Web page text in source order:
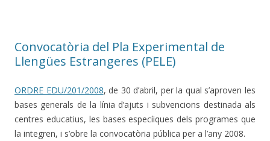
k ix
Convocatòria del Pla Experimental de
Llengües Estrangeres (PELE)
ORDRE EDU/201/2008, de 30 d’abril, per la qual s’aproven les
bases generals de la línia d’ajuts i subvencions destinada als
centres educatius, les bases especíiques dels programes que
la integren, i s’obre la convocatòria pública per a l’any 2008.